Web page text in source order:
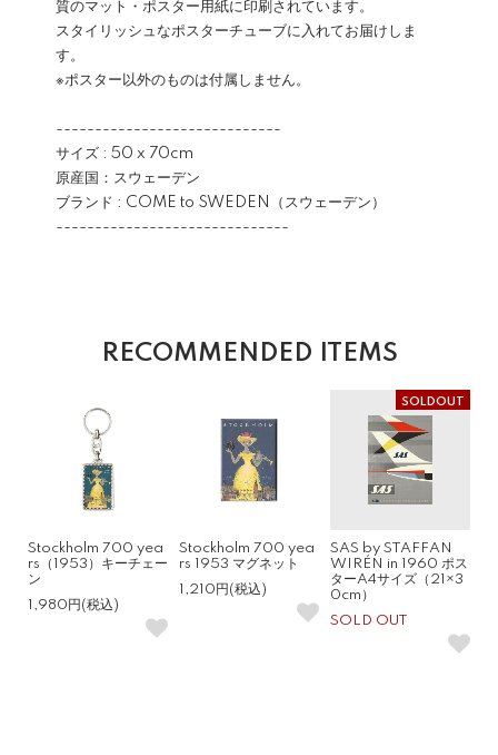
質のマット・ポスター用紙に印刷されています。
スタイリッシュなポスターチューブに入れてお届けしま
す。
※ポスター以外のものは付属しません。
-----------------------------
サイズ : 50 x 70cm
原産国：スウェーデン
ブランド : COME to SWEDEN（スウェーデン）
------------------------------
RECOMMENDED ITEMS
Stockholm 700 yea
rs（1953）キーチェー
ン
1,980円(税込)
Stockholm 700 yea
rs 1953 マグネット
1,210円(税込)
SOLDOUT
SAS by STAFFAN
WIRÉN in 1960 ポス
ターA4サイズ（21×3
0cm）
SOLD OUT